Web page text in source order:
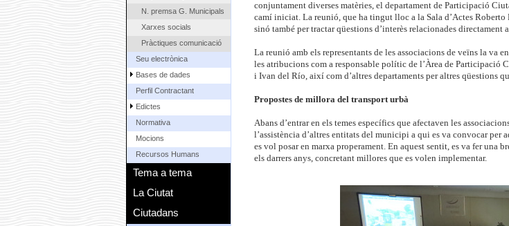
N. premsa G. Municipals
Xarxes socials
Pràctiques comunicació
Seu electrònica
Bases de dades
Perfil Contractant
Edictes
Normativa
Mocions
Recursos Humans
Tema a tema
La Ciutat
Ciutadans
conjuntament diverses matèries, el departament de Participació
camí iniciat. La reunió, que ha tingut lloc a la Sala d’Actes
sinó també per tractar qüestions d’interès relacionades directament
La reunió amb els representants de les associacions de veïns la va
les atribucions com a responsable polític de l’Àrea de Participació
i Ivan del Río, així com d’altres departaments per altres qüestions
Propostes de millora del transport urbà
Abans d’entrar en els temes específics que afectaven les
l’assistència d’altres entitats del municipi a qui es va convocar per
es vol posar en marxa properament. En aquest sentit, es va fer una
els darrers anys, concretant millores que es volen implementar.